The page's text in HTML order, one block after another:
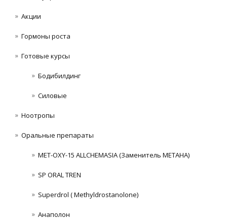
Акции
Гормоны роста
Готовые курсы
Бодибилдинг
Силовые
Ноотропы
Оральные препараты
MET-OXY-15 ALLCHEMASIA (Заменитель МЕТАНА)
SP ORAL TREN
Superdrol ( Methyldrostanolone)
Анаполон